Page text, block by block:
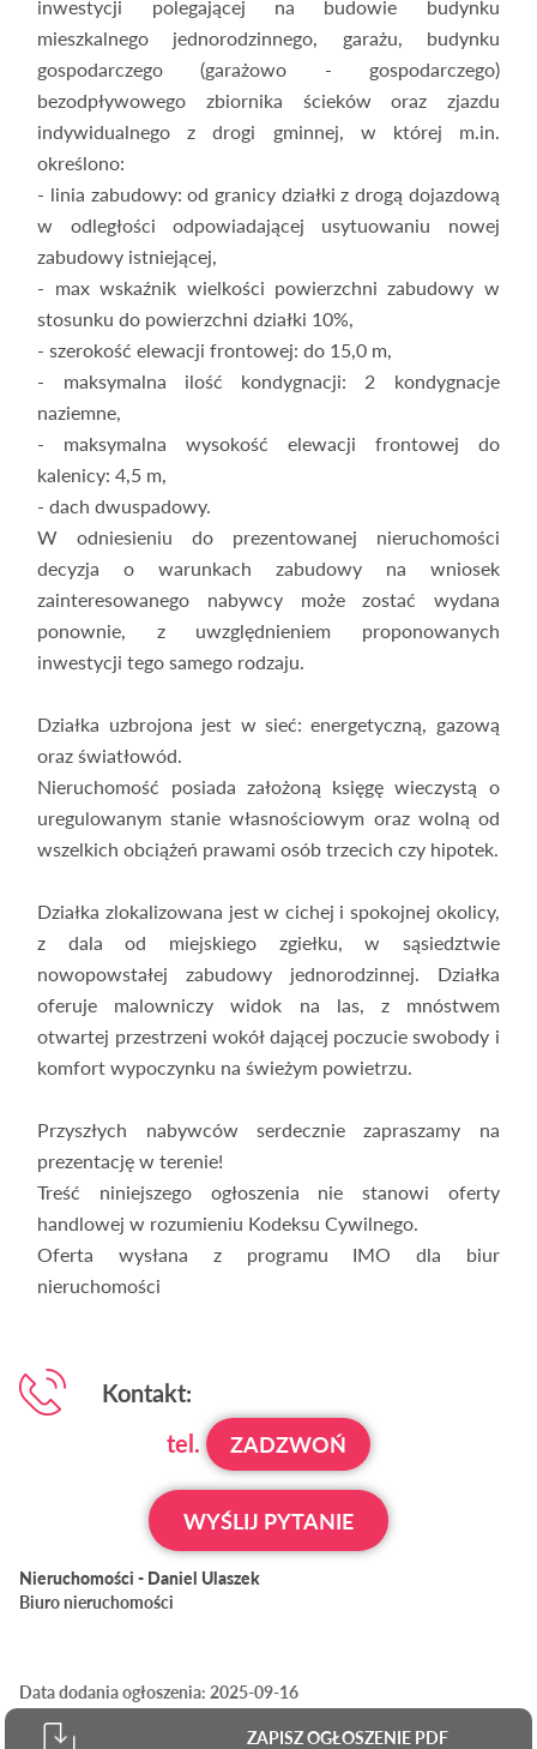
inwestycji polegającej na budowie budynku
mieszkalnego jednorodzinnego, garażu, budynku
gospodarczego (garażowo - gospodarczego)
bezodpływowego zbiornika ścieków oraz zjazdu
indywidualnego z drogi gminnej, w której m.in.
określono:
- linia zabudowy: od granicy działki z drogą dojazdową
w odległości odpowiadającej usytuowaniu nowej
zabudowy istniejącej,
- max wskaźnik wielkości powierzchni zabudowy w
stosunku do powierzchni działki 10%,
- szerokość elewacji frontowej: do 15,0 m,
- maksymalna ilość kondygnacji: 2 kondygnacje
naziemne,
- maksymalna wysokość elewacji frontowej do
kalenicy: 4,5 m,
- dach dwuspadowy.
W odniesieniu do prezentowanej nieruchomości
decyzja o warunkach zabudowy na wniosek
zainteresowanego nabywcy może zostać wydana
ponownie, z uwzględnieniem proponowanych
inwestycji tego samego rodzaju.
Działka uzbrojona jest w sieć: energetyczną, gazową
oraz światłowód.
Nieruchomość posiada założoną księgę wieczystą o
uregulowanym stanie własnościowym oraz wolną od
wszelkich obciążeń prawami osób trzecich czy hipotek.
Działka zlokalizowana jest w cichej i spokojnej okolicy,
z dala od miejskiego zgiełku, w sąsiedztwie
nowopowstałej zabudowy jednorodzinnej. Działka
oferuje malowniczy widok na las, z mnóstwem
otwartej przestrzeni wokół dającej poczucie swobody i
komfort wypoczynku na świeżym powietrzu.
Przyszłych nabywców serdecznie zapraszamy na
prezentację w terenie!
Treść niniejszego ogłoszenia nie stanowi oferty
handlowej w rozumieniu Kodeksu Cywilnego.
Oferta wysłana z programu IMO dla biur
nieruchomości
Kontakt:
tel.
ZADZWOŃ
WYŚLIJ PYTANIE
Nieruchomości - Daniel Ulaszek
Biuro nieruchomości
Data dodania ogłoszenia: 2025-09-16
ZAPISZ OGŁOSZENIE PDF